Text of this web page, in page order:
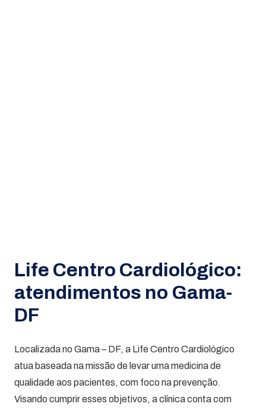
Life Centro Cardiológico:
atendimentos no Gama-
DF
Localizada no Gama – DF, a Life Centro Cardiológico
atua baseada na missão de levar uma medicina de
qualidade aos pacientes, com foco na prevenção.
Visando cumprir esses objetivos, a clínica conta com